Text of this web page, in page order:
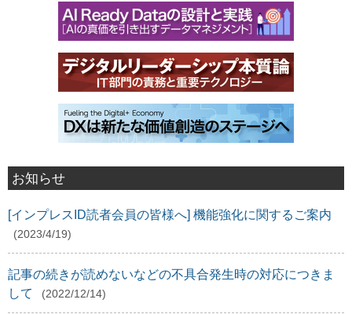
お知らせ
[インプレスID読者会員の皆様へ] 機能強化に関するご案内
(2023/4/19)
記事の続きが読めないなどの不具合発生時の対応につきま
して
(2022/12/14)